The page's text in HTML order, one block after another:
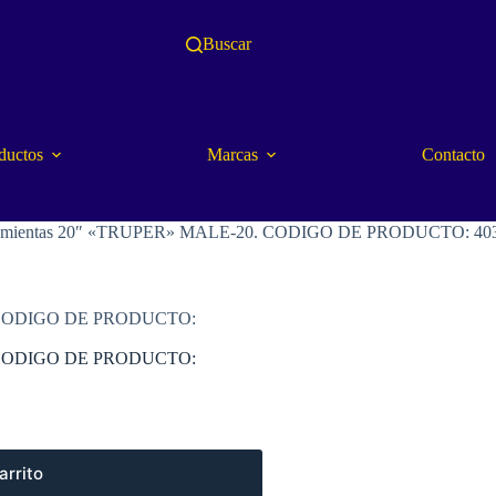
Buscar
Marcas Contacto
20″ «TRUPER» MALE-20. CODIGO DE PRODUCTO:
DE PRODUCTO:
DE PRODUCTO: